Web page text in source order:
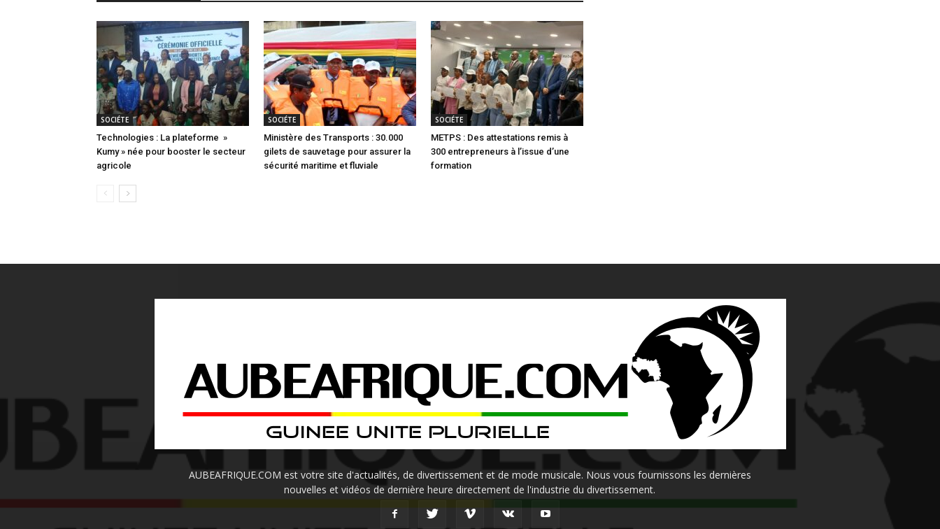
SOCIÉTE
Technologies : La plateforme »
Kumy » née pour booster le secteur
agricole
SOCIÉTE
Ministère des Transports : 30.000
gilets de sauvetage pour assurer la
sécurité maritime et fluviale
SOCIÉTE
METPS : Des attestations remis à
300 entrepreneurs à l’issue d’une
formation
AUBEAFRIQUE.COM est votre site d'actualités, de divertissement et de mode musicale. Nous vous fournissons les dernières
nouvelles et vidéos de dernière heure directement de l'industrie du divertissement.